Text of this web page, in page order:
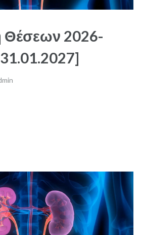
Θέσεων 2026-